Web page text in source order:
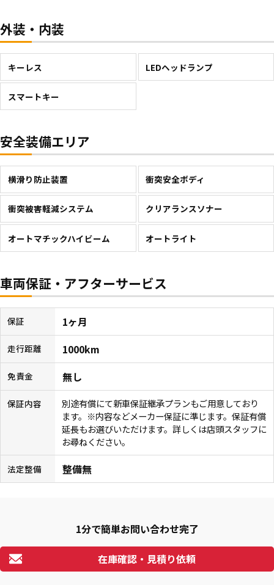
外装・内装
キーレス LEDヘッドランプ
スマートキー
安全装備エリア
横滑り防止装置 衝突安全ボディ
衝突被害軽減システム クリアランスソナー
オートマチックハイビーム オートライト
車両保証・アフターサービス
保証 1ヶ月
走行距離 1000km
免責金 無し
保証内容
別途有償にて新車保証継承プランもご用意しており
ます。※内容などメーカー保証に準じます。保証有償
延長もお選びいただけます。詳しくは店頭スタッフに
お尋ねください。
法定整備 整備無
1分で簡単お問い合わせ完了
在庫確認・見積り依頼